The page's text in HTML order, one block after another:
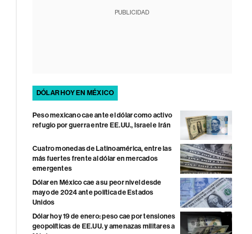
PUBLICIDAD
DÓLAR HOY EN MÉXICO
Peso mexicano cae ante el dólar como activo
refugio por guerra entre EE.UU., Israel e Irán
Cuatro monedas de Latinoamérica, entre las
más fuertes frente al dólar en mercados
emergentes
Dólar en México cae a su peor nivel desde
mayo de 2024 ante política de Estados
Unidos
Dólar hoy 19 de enero: peso cae por tensiones
geopolíticas de EE.UU. y amenazas militares a